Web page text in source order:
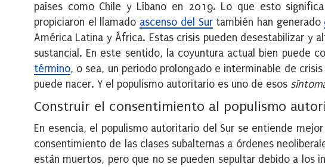
países como Chile y Líbano en 2019. Lo que esto
propiciaron el llamado ascenso del Surtambién han generado
América Latina y África. Estas crisis pueden desestabilizar y
sustancial. En este sentido, la coyuntura actual bien puede
término, o sea, un periodo prolongado e interminable de
puede nacer. Y el populismo autoritario es uno de esos
Construir el consentimiento al populismo
En esencia, el populismo autoritario del Sur se entiende
consentimiento de las clases subalternas a órdenes
están muertos, pero que no se pueden sepultar debido a los